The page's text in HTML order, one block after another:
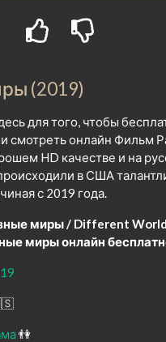
(2019)
для того, чтобы
смотреть онлайн Фильм
HD качестве и на
в США
с 2019 года.
миры / Different
миры онлайн
👫